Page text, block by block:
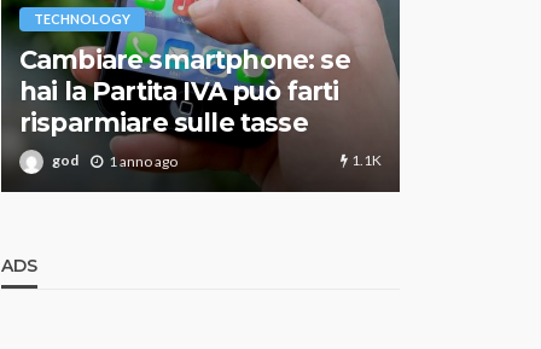
TECHNOLOGY
Cambiare smartphone: se
hai la Partita IVA può farti
risparmiare sulle tasse
god 1 anno ago 1.1K
ADS